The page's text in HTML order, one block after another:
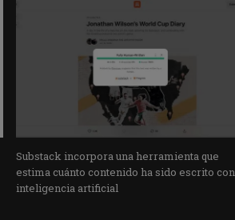
Substack incorpora una herramienta que
estima cuánto contenido ha sido escrito con
inteligencia artificial